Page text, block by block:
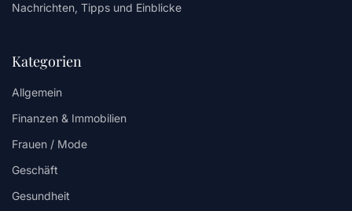
Nachrichten, Tipps und Einblicke
Kategorien
Allgemein
Finanzen & Immobilien
Frauen / Mode
Geschäft
Gesundheit